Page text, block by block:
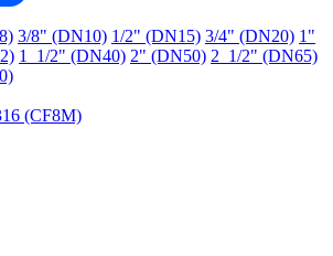
3/8" (DN10) 1/2" (DN15) 3/4" (DN20) 1"
1_1/2" (DN40) 2" (DN50) 2_1/2" (DN65)
(CF8M)